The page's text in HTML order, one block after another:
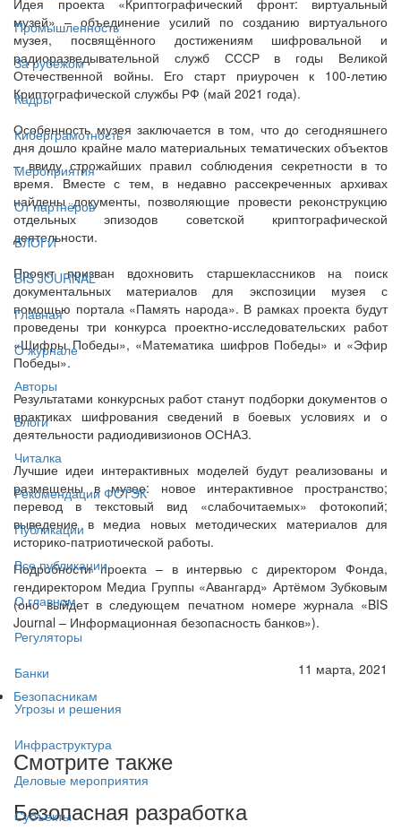
Промышленность
За рубежом
Кадры
Киберграмотность
Мероприятия
От партнёров
БЛОГИ
BIS JOURNAL
Главная
О журнале
Авторы
Блоги
Читалка
Рекомендации ФСТЭК
Публикации
Все публикации
О главном
Регуляторы
Банки
Угрозы и решения
Инфраструктура
Деловые мероприятия
Субъекты
музей» – объединение усилий по созданию виртуального
музея, посвящённого достижениям шифровальной и
радиоразведывательной служб СССР в годы Великой
Отечественной войны. Его старт приурочен к 100-летию
Криптографической службы РФ (май 2021 года).
Особенность музея заключается в том, что до сегодняшнего
дня дошло крайне мало материальных тематических объектов
– ввиду строжайших правил соблюдения секретности в то
время. Вместе с тем, в недавно рассекреченных архивах
найдены документы, позволяющие провести реконструкцию
отдельных эпизодов советской криптографической
деятельности.
Проект призван вдохновить старшеклассников на поиск
документальных материалов для экспозиции музея с
помощью портала «Память народа». В рамках проекта будут
проведены три конкурса проектно-исследовательских работ
«Шифры Победы», «Математика шифров Победы» и «Эфир
Победы».
Результатами конкурсных работ станут подборки документов о
практиках шифрования сведений в боевых условиях и о
деятельности радиодивизионов ОСНАЗ.
Лучшие идеи интерактивных моделей будут реализованы и
размещены в музее: новое интерактивное пространство;
перевод в текстовый вид «слабочитаемых» фотокопий;
выведение в медиа новых методических материалов для
историко-патриотической работы.
Подробности проекта – в интервью с директором Фонда,
гендиректором Медиа Группы «Авангард» Артёмом Зубковым
(оно выйдет в следующем печатном номере журнала «BIS
Journal – Информационная безопасность банков»).
11 марта, 2021
Безопасникам
Смотрите также
Безопасная разработка